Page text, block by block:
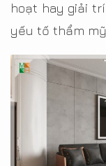
hoạt hay giải
yếu tố thẩm